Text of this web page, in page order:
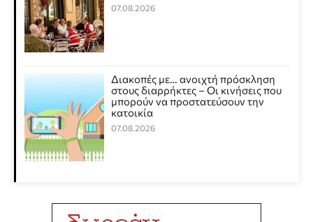
07.08.2026
Διακοπές με… ανοιχτή πρόσκληση
στους διαρρήκτες – Οι κινήσεις που
μπορούν να προστατεύσουν την
κατοικία
07.08.2026